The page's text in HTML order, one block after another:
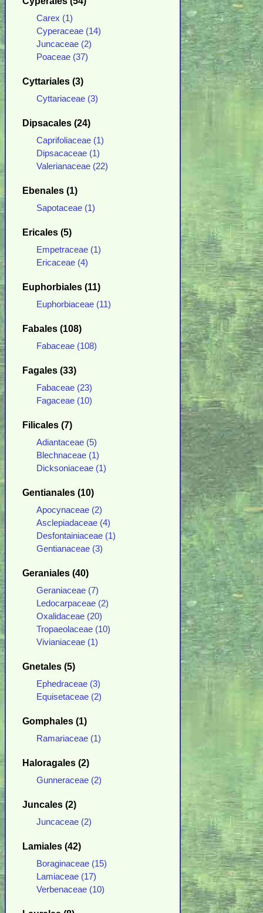
Carex (1)
Cyperaceae (14)
Juncaceae (2)
Poaceae (37)
Cyttariales (3)
Cyttariaceae (3)
Dipsacales (24)
Caprifoliaceae (1)
Dipsacaceae (1)
Valerianaceae (22)
Ebenales (1)
Sapotaceae (1)
Ericales (5)
Empetraceae (1)
Ericaceae (4)
Euphorbiales (11)
Euphorbiaceae (11)
Fabales (108)
Fabaceae (108)
Fagales (33)
Fabaceae (23)
Fagaceae (10)
Filicales (7)
Adiantaceae (5)
Blechnaceae (1)
Dicksoniaceae (1)
Gentianales (10)
Apocynaceae (2)
Asclepiadaceae (4)
Desfontainiaceae (1)
Gentianaceae (3)
Geraniales (40)
Geraniaceae (7)
Ledocarpaceae (2)
Oxalidaceae (20)
Tropaeolaceae (10)
Vivianiaceae (1)
Gnetales (5)
Ephedraceae (3)
Equisetaceae (2)
Gomphales (1)
Ramariaceae (1)
Haloragales (2)
Gunneraceae (2)
Juncales (2)
Juncaceae (2)
Lamiales (42)
Boraginaceae (15)
Lamiaceae (17)
Verbenaceae (10)